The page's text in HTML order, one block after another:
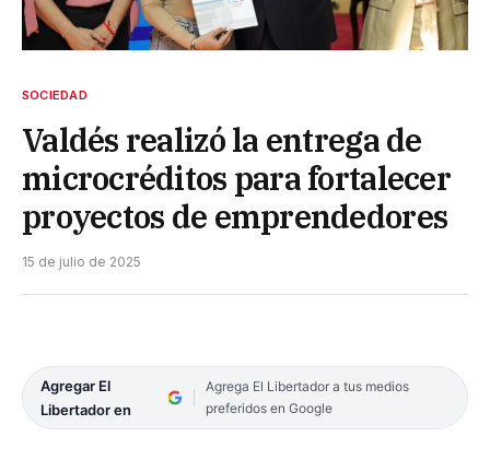
SOCIEDAD
Valdés realizó la entrega de
microcréditos para fortalecer
proyectos de emprendedores
15 de julio de 2025
Agregar El
Libertador en
Agrega El Libertador a tus medios
preferidos en Google